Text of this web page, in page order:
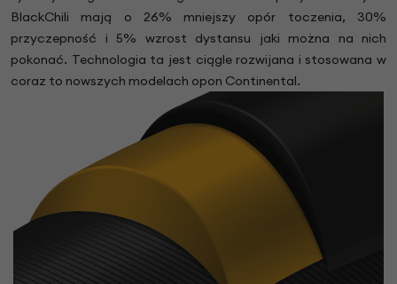
BlackChili mają o 26% mniejszy opór toczenia, 30%
przyczepność i 5% wzrost dystansu jaki można na nich
pokonać. Technologia ta jest ciągle rozwijana i stosowana w
coraz to nowszych modelach opon Continental.